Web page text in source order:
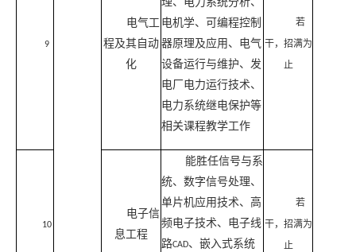
9
电气工
程及其自动
化
电机学、可编程控制
器原理及应用、电气
设备运行与维护、发
电厂电力运行技术、
电力系统继电保护等
相关课程教学工作
若
干，招满为
止
10
电子信
息工程
能胜任信号与系
统、数字信号处理、
单片机应用技术、高
频电子技术、电子线
路CAD、嵌入式系统
若
干，招满为
止